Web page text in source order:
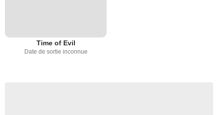
Time of Evil
Date de sortie inconnue